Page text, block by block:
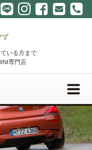
いる方まで
専門店